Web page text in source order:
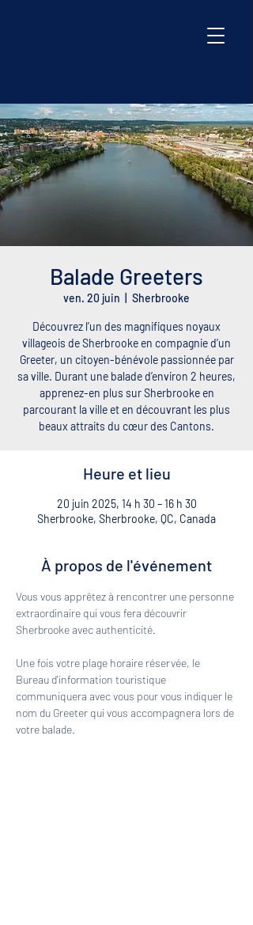
Balade Greeters
ven. 20 juin Sherbrooke
Découvrez l’un des magnifiques noyaux
villageois de Sherbrooke en compagnie d’un
Greeter, un citoyen-bénévole passionnée par
sa ville. Durant une balade d’environ 2 heures,
apprenez-en plus sur Sherbrooke en
parcourant la ville et en découvrant les plus
beaux attraits du cœur des Cantons.
Heure et lieu
20 juin 2025, 14 h 30 – 16 h 30
Sherbrooke, Sherbrooke, QC, Canada
À propos de l'événement
Vous vous apprêtez à rencontrer une personne
extraordinaire qui vous fera découvrir
Sherbrooke avec authenticité.
Une fois votre plage horaire réservée, le
Bureau d'information touristique
communiquera avec vous pour vous indiquer le
nom du Greeter qui vous accompagnera lors de
votre balade.